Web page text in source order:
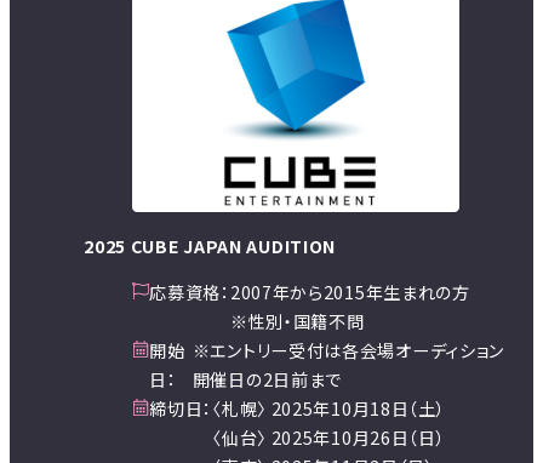
2025 CUBE JAPAN AUDITION
応募資格： 2007年から2015年生まれの方
※性別・国籍不問
開始
日：
※エントリー受付は各会場オーディション
開催日の2日前まで
締切日： 〈札幌〉 2025年10月18日（土）
〈仙台〉 2025年10月26日（日）